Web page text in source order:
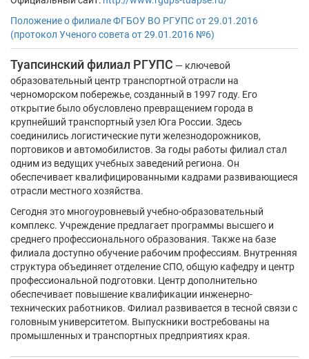
Положение о филиале ФГБОУ ВО РГУПС от 29.01.2016
(протокол Ученого совета от 29.01.2016 №6)
Туапсинский филиал РГУПС — ключевой
образовательный центр транспортной отрасли на
черноморском побережье, созданный в 1997 году. Его
открытие было обусловлено превращением города в
крупнейший транспортный узел Юга России. Здесь
соединились логистические пути железнодорожников,
портовиков и автомобилистов. За годы работы филиал стал
одним из ведущих учебных заведений региона. Он
обеспечивает квалифицированными кадрами развивающиеся
отрасли местного хозяйства.
Сегодня это многоуровневый учебно-образовательный
комплекс. Учреждение предлагает программы высшего и
среднего профессионального образования. Также на базе
филиала доступно обучение рабочим профессиям. Внутренняя
структура объединяет отделение СПО, общую кафедру и центр
профессиональной подготовки. Центр дополнительно
обеспечивает повышение квалификации инженерно-
технических работников. Филиал развивается в тесной связи с
головным университетом. Выпускники востребованы на
промышленных и транспортных предприятиях края.